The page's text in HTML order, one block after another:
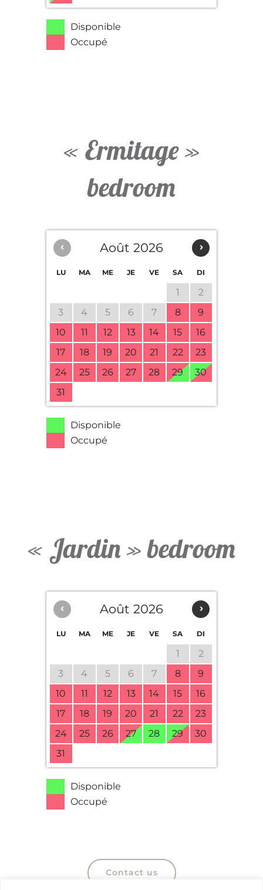
Disponible
Occupé
« Ermitage »
bedroom
‹ ›
Août 2026
LU MA ME JE VE SA DI
1
2
3
4 5 6 7 8
9
10
11 12 13 14 15
16
17
18 19 20 21 22
23
24
25 26 27 28 29
30
31
Disponible
Occupé
« Jardin » bedroom
‹ ›
Août 2026
LU MA ME JE VE SA DI
1
2
3
4 5 6 7 8
9
10
11 12 13 14 15
16
17
18 19 20 21 22
23
24
25 26 27 28 29
30
31
Disponible
Occupé
Contact us